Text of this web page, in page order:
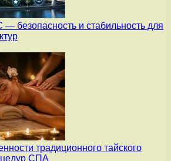
— безопасность и стабильность для
традиционного тайского
СПА